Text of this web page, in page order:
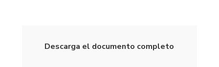
Descarga el documento completo